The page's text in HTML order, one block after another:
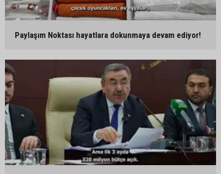
Paylaşım Noktası hayatlara dokunmaya devam ediyor!